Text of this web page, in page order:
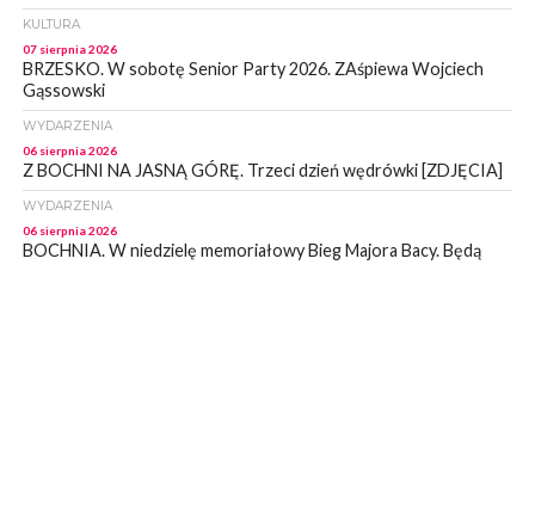
KULTURA
07 sierpnia 2026
BRZESKO. W sobotę Senior Party 2026. ZAśpiewa Wojciech
Gąssowski
WYDARZENIA
06 sierpnia 2026
Z BOCHNI NA JASNĄ GÓRĘ. Trzeci dzień wędrówki [ZDJĘCIA]
WYDARZENIA
06 sierpnia 2026
BOCHNIA. W niedzielę memoriałowy Bieg Majora Bacy. Będą